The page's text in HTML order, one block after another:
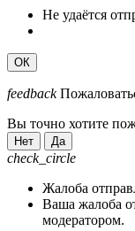
Не удаётся
ОК
feedback
Вы точно хотите
Нет Да
check_circle
Жалоба
Ваша жалоба
модератором.